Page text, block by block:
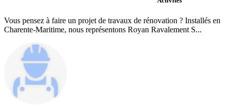
Vous pensez à faire un projet de travaux de rénovation ? Installés en
Charente-Maritime, nous représentons Royan Ravalement S...